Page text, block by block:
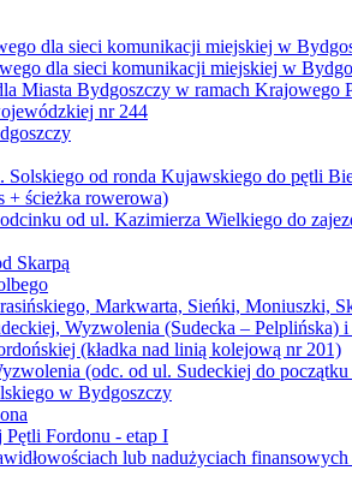
dla sieci komunikacji miejskiej w
dla sieci komunikacji miejskiej w
Miasta Bydgoszczy w ramach
nr 244
od ronda Kujawskiego do pętli
+ ścieżka rowerowa)
od ul. Kazimierza Wielkiego do
Skarpą
Markwarta, Sieńki, Moniuszki,
Wyzwolenia (Sudecka – Pelplińska)
(kładka nad linią kolejową nr 201)
(odc. od ul. Sudeckiej do początku
w Bydgoszczy
Fordonu - etap I
lub nadużyciach